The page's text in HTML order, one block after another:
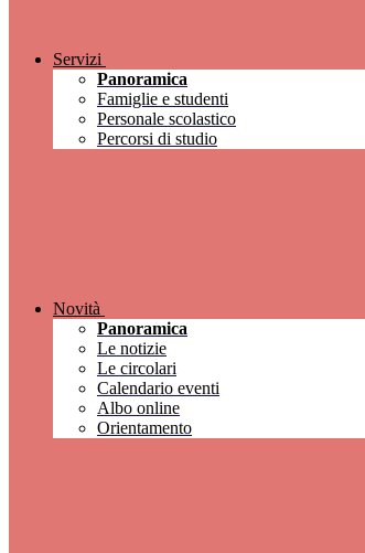
Servizi
Panoramica
Famiglie e studenti
Personale scolastico
Percorsi di studio
Novità
Panoramica
Le notizie
Le circolari
Calendario eventi
Albo online
Orientamento